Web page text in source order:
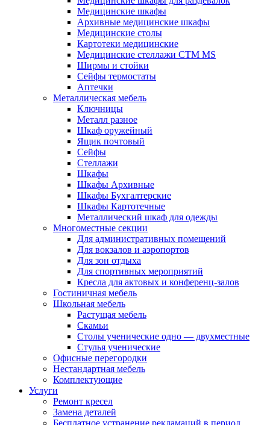
Медицинские шкафы
Архивные медицинские шкафы
Медицинские столы
Картотеки медицинские
Медицинские стеллажи CTM MS
Ширмы и стойки
Сейфы термостаты
Аптечки
Металлическая мебель
Ключницы
Металл разное
Шкаф оружейный
Ящик почтовый
Сейфы
Стеллажи
Шкафы
Шкафы Архивные
Шкафы Бухгалтерские
Шкафы Картотечные
Металлический шкаф для одежды
Многоместные секции
Для административных помещений
Для вокзалов и аэропортов
Для зон отдыха
Для спортивных мероприятий
Кресла для актовых и конференц-залов
Гостиничная мебель
Школьная мебель
Растущая мебель
Скамьи
Столы ученические одно — двухместные
Стулья ученические
Офисные перегородки
Нестандартная мебель
Комплектующие
Услуги
Ремонт кресел
Замена деталей